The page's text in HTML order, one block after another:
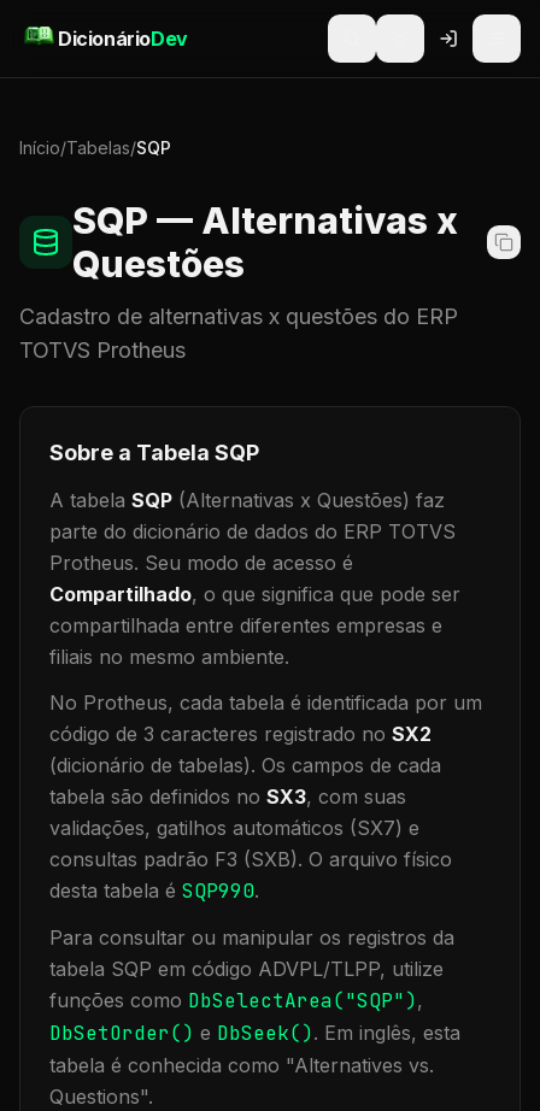
DicionárioDev
Início/Tabelas/SQP
SQP — Alternativas x
Questões
Cadastro de alternativas x questões do ERP
TOTVS Protheus
Sobre a Tabela SQP
A tabela SQP (Alternativas x Questões) faz
parte do dicionário de dados do ERP TOTVS
Protheus. Seu modo de acesso é
Compartilhado, o que significa que pode ser
compartilhada entre diferentes empresas e
filiais no mesmo ambiente.
No Protheus, cada tabela é identificada por um
código de 3 caracteres registrado no SX2
(dicionário de tabelas). Os campos de cada
tabela são definidos no SX3, com suas
validações, gatilhos automáticos (SX7) e
consultas padrão F3 (SXB). O arquivo físico
desta tabela é SQP990.
Para consultar ou manipular os registros da
tabela SQP em código ADVPL/TLPP, utilize
funções como DbSelectArea("SQP"),
DbSetOrder() e DbSeek(). Em inglês, esta
tabela é conhecida como "Alternatives vs.
Questions".